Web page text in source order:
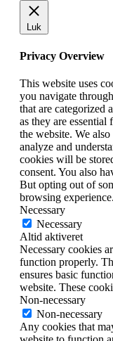
Luk
Privacy Overview
This website uses
you navigate
that are categorized
as they are
the website. We
analyze and
cookies will be
consent. You also
But opting out of
browsing experience.
Necessary
Necessary
Altid aktiveret
Necessary cookies
function properly.
ensures basic
website. These
Non-necessary
Non-necessary
Any cookies that